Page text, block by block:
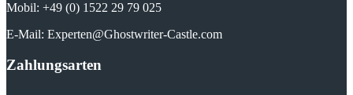
Mobil: +49 (0) 1522 29 79 025
E-Mail: Experten@Ghostwriter-Castle.com
Zahlungsarten